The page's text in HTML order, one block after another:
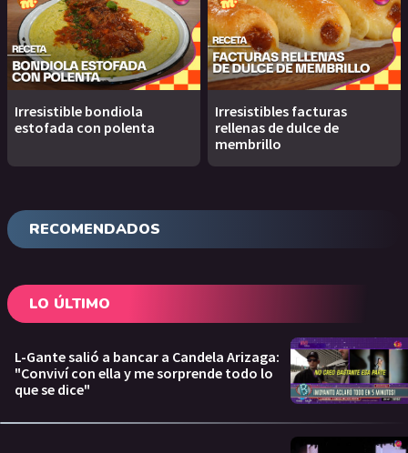
Irresistible bondiola
estofada con polenta
Irresistibles facturas
rellenas de dulce de
membrillo
RECOMENDADOS
LO ÚLTIMO
L-Gante salió a bancar a Candela Arizaga:
"Conviví con ella y me sorprende todo lo
que se dice"